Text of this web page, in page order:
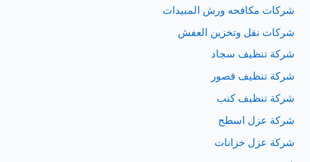
شركات مكافحه ورش المبيدات
شركات نقل وتخزين العفش
شركة تنظيف سجاد
شركة تنظيف قصور
شركة تنظيف كنب
شركة عزل اسطح
شركة عزل خزانات